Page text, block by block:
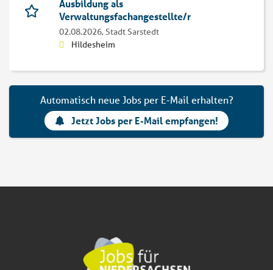
Ausbildung als
Verwaltungsfachangestellte/r
02.08.2026,Stadt Sarstedt
Hildesheim
Automatisch neue Jobs per E-Mail erhalten?
Jetzt Jobs per E-Mail empfangen!